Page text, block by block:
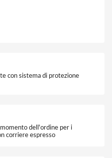
con sistema di protezione
dell'ordine per i
corriere espresso